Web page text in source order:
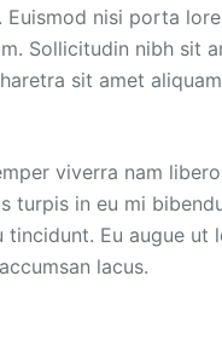
Euismod nisi porta
Sollicitudin nibh sit
sit amet
viverra nam
turpis in eu mi
Eu augue ut
lacus.